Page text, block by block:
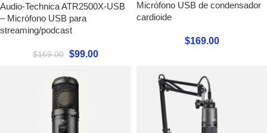
Audio-Technica ATR2500X-USB
– Micrófono USB para
streaming/podcast
$169.00 $99.00
Micrófono USB de condensador
cardioide
$169.00